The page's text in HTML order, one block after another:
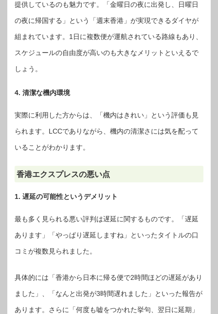
提供しているのも魅力です。「金曜日の夜に出発し、日曜日
の夜に帰国する」という「週末香港」が実現できるダイヤが
組まれています。1日に複数便が運航されている路線もあり、
スケジュールの自由度が高いのも大きなメリットといえるで
しょう。
4. 清潔な機内環境
実際に利用した方からは、「機内はきれい」という評価も見
られます。LCCでありながら、機内の清潔さには気を配って
いることがわかります。
香港エクスプレスの悪い点
1. 遅延の可能性というデメリット
最も多く見られる悪い評判は遅延に関するものです。「遅延
あります」「やっぱり遅延しますね」といったタイトルの口
コミが複数見られました。
具体的には「香港から日本に帰る便で2時間ほどの遅延があり
ました」、「なんと出発が3時間遅れました」といった報告が
あります。さらに「何度も嘘をつかれた挙句、翌日に延期」